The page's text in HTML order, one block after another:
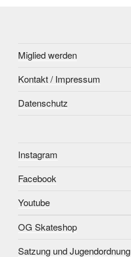
Miglied werden
Kontakt / Impressum
Datenschutz
Instagram
Facebook
Youtube
OG Skateshop
Satzung und Jugendordnung